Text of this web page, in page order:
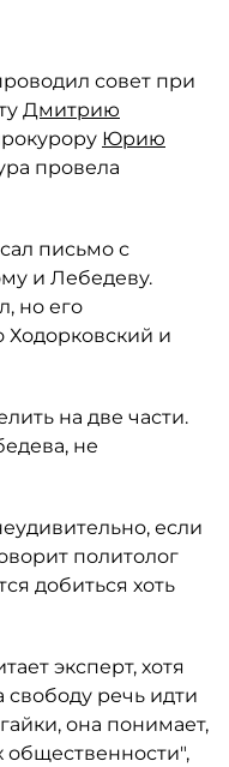
совет при
Дмитрию
Юрию
провела
письмо с
и Лебедеву.
но его
Ходорковский и
на две части.
не
если
политолог
добиться хоть
эксперт, хотя
речь идти
она понимает,
общественности",